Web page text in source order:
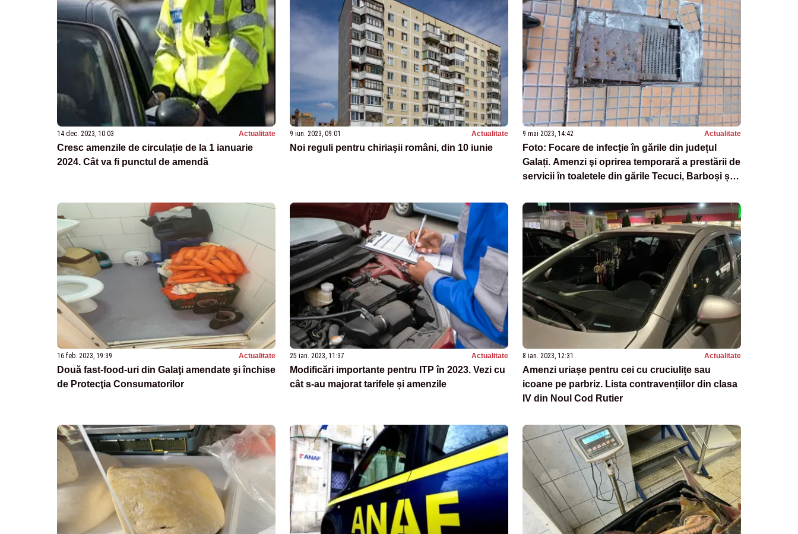
14 dec. 2023, 10:03 Actualitate
Cresc amenzile de circulație de la 1 ianuarie
2024. Cât va fi punctul de amendă
9 iun. 2023, 09:01 Actualitate
Noi reguli pentru chiriaşii români, din 10 iunie
9 mai 2023, 14:42 Actualitate
Foto: Focare de infecţie în gările din județul
Galați. Amenzi şi oprirea temporară a prestării de
servicii în toaletele din gările Tecuci, Barboși și
16 feb. 2023, 19:39 Actualitate
Două fast-food-uri din Galaţi amendate şi închise
de Protecţia Consumatorilor
25 ian. 2023, 11:37 Actualitate
Modificări importante pentru ITP în 2023. Vezi cu
cât s-au majorat tarifele și amenzile
8 ian. 2023, 12:31 Actualitate
Amenzi uriașe pentru cei cu cruciulițe sau
icoane pe parbriz. Lista contravențiilor din clasa
IV din Noul Cod Rutier